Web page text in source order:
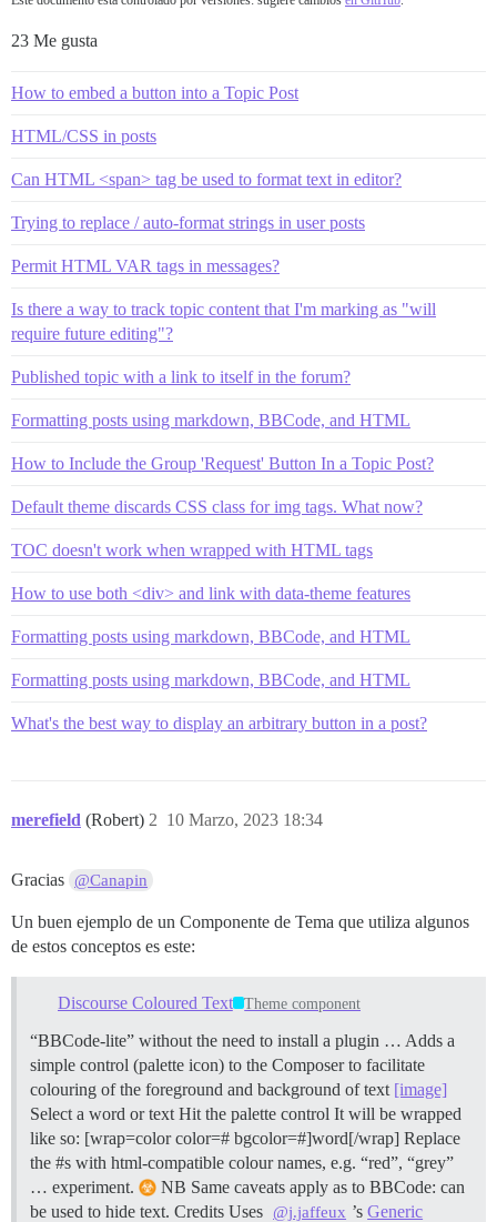
23 Me gusta
How to embed a button into a Topic Post
HTML/CSS in posts
Can HTML <span> tag be used to format text in editor?
Trying to replace / auto-format strings in user posts
Permit HTML VAR tags in messages?
Is there a way to track topic content that I'm marking as "will
require future editing"?
Published topic with a link to itself in the forum?
Formatting posts using markdown, BBCode, and HTML
How to Include the Group 'Request' Button In a Topic Post?
Default theme discards CSS class for img tags. What now?
TOC doesn't work when wrapped with HTML tags
How to use both <div> and link with data-theme features
Formatting posts using markdown, BBCode, and HTML
Formatting posts using markdown, BBCode, and HTML
What's the best way to display an arbitrary button in a post?
merefield (Robert) 10 Marzo, 2023 18:34
2
Gracias @Canapin
Un buen ejemplo de un Componente de Tema que utiliza algunos
de estos conceptos es este:
Discourse Coloured Text Theme component
“BBCode-lite” without the need to install a plugin … Adds a
simple control (palette icon) to the Composer to facilitate
colouring of the foreground and background of text [image]
Select a word or text Hit the palette control It will be wrapped
like so: [wrap=color color=# bgcolor=#]word[/wrap] Replace
the #s with html-compatible colour names, e.g. “red”, “grey”
… experiment.
NB Same caveats apply as to BBCode: can
be used to hide text. Credits Uses @j.jaffeux ’sGeneric